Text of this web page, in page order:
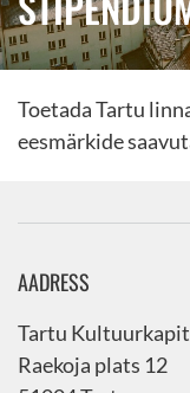
Toetada Tartu
eesmärkide
AADRESS
Tartu
Raekoja plats 12